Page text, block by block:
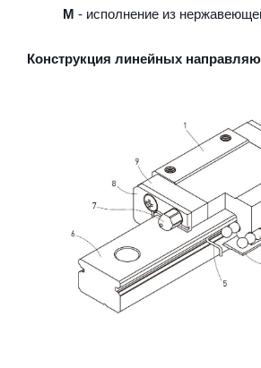
M - исполнение из
Конструкция линейных